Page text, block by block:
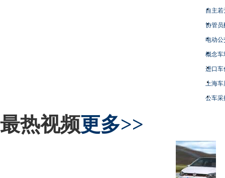
自主
协管员
电动
概念车
进口车
上海
公车采
最热视频更多>>